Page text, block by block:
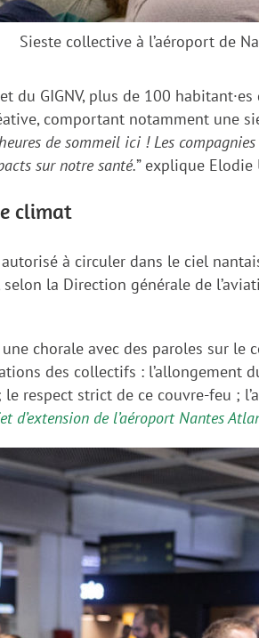
Sieste collective à l’aéroport de
du GIGNV, plus de 100
comportant notamment une
de sommeil ici ! Les
sur notre santé.” explique
climat
à circuler dans le ciel
la Direction générale de
chorale avec des paroles sur
des collectifs : l’allongement
respect strict de ce couvre-feu ;
d’extension de l’aéroport Nantes